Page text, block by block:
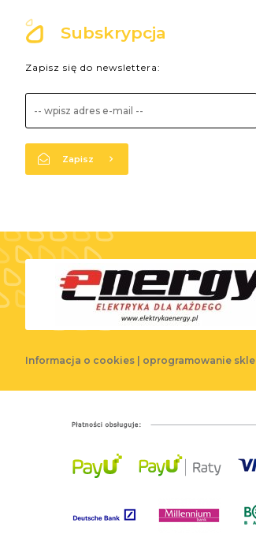
Subskrypcja
Zapisz się do newslettera:
Zapisz
Informacja o cookies oprogramowanie